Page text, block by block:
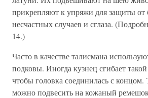
прикрепляют к упряжи для защиты от
несчастных случаев и сглаза.
14.)
Часто в качестве талисмана
подковы. Иногда кузнец сгибает
чтобы головка соединилась с концом.
можно подвесить на кожаный